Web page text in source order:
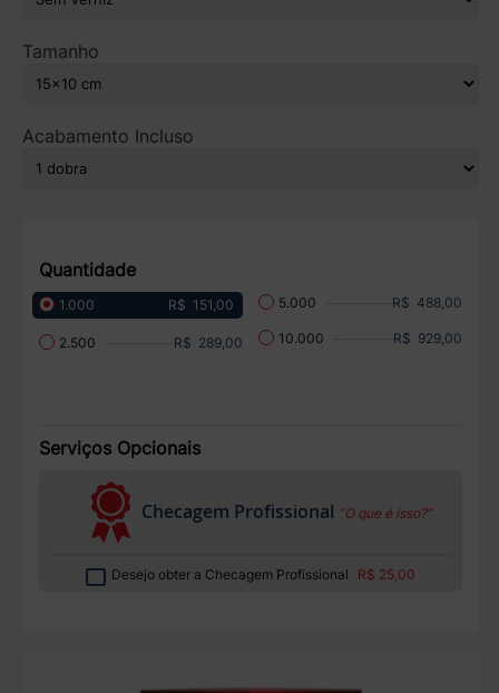
Tamanho
Acabamento Incluso
Quantidade
1.000 R$ 151,00
2.500 R$ 289,00
5.000 R$ 488,00
10.000 R$ 929,00
Serviços Opcionais
Checagem Profissional “O que é isso?”
Desejo obter a Checagem Profissional R$ 25,00